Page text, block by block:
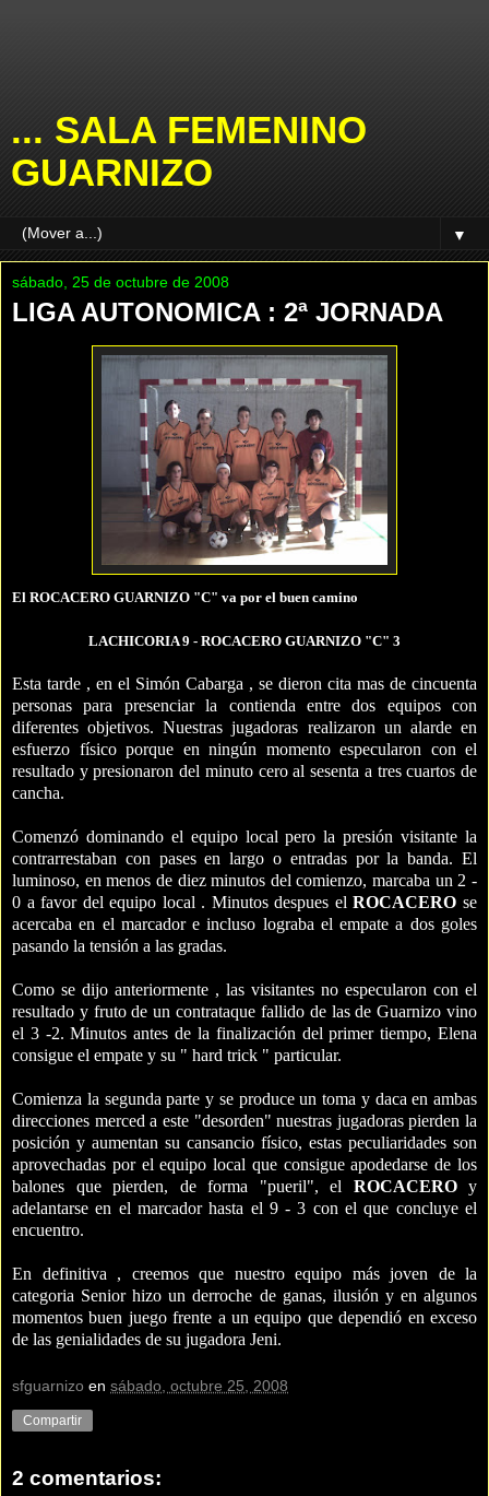
... SALA FEMENINO
GUARNIZO
▼
sábado, 25 de octubre de 2008
LIGA AUTONOMICA : 2ª JORNADA
El ROCACERO GUARNIZO "C" va por el buen camino
LACHICORIA 9 - ROCACERO GUARNIZO "C" 3
Esta tarde , en el Simón Cabarga , se dieron cita mas de cincuenta
personas para presenciar la contienda entre dos equipos con
diferentes objetivos. Nuestras jugadoras realizaron un alarde en
esfuerzo físico porque en ningún momento especularon con el
resultado y presionaron del minuto cero al sesenta a tres cuartos de
cancha.
Comenzó dominando el equipo local pero la presión visitante la
contrarrestaban con pases en largo o entradas por la banda. El
luminoso, en menos de diez minutos del comienzo, marcaba un 2 -
0 a favor del equipo local . Minutos despues elROCACERO se
acercaba en el marcador e incluso lograba el empate a dos goles
pasando la tensión a las gradas.
Como se dijo anteriormente , las visitantes no especularon con el
resultado y fruto de un contrataque fallido de las de Guarnizo vino
el 3 -2. Minutos antes de la finalización del primer tiempo, Elena
consigue el empate y su " hard trick " particular.
Comienza la segunda parte y se produce un toma y daca en ambas
direcciones merced a este "desorden" nuestras jugadoras pierden la
posición y aumentan su cansancio físico, estas peculiaridades son
aprovechadas por el equipo local que consigue apodedarse de los
balones que pierden, de forma "pueril", el ROCACEROy
adelantarse en el marcador hasta el 9 - 3 con el que concluye el
encuentro.
En definitiva , creemos que nuestro equipo más joven de la
categoria Senior hizo un derroche de ganas, ilusión y en algunos
momentos buen juego frente a un equipo que dependió en exceso
de las genialidades de su jugadora Jeni.
sfguarnizo en sábado, octubre 25, 2008
Compartir
2 comentarios: